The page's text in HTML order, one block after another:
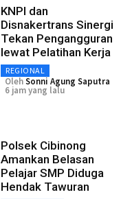
KNPI dan
Disnakertrans Sinergi
Tekan Pengangguran
lewat Pelatihan Kerja
REGIONAL
OlehSonni Agung Saputra
6 jam yang lalu
Polsek Cibinong
Amankan Belasan
Pelajar SMP Diduga
Hendak Tawuran